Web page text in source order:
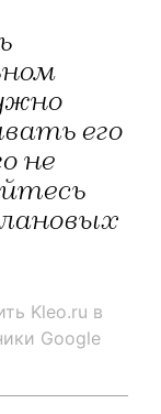
его
не
Kleo.ru в
Google